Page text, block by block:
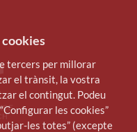
tercers per millorar
el trànsit, la vostra
el contingut. Podeu
les cookies”
les totes” (excepte